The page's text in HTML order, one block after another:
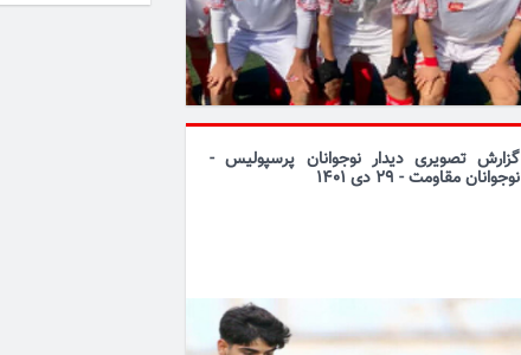
گزارش تصویری دیدار نوجوانان پرسپولیس -
نوجوانان مقاومت - 29 دی 1401